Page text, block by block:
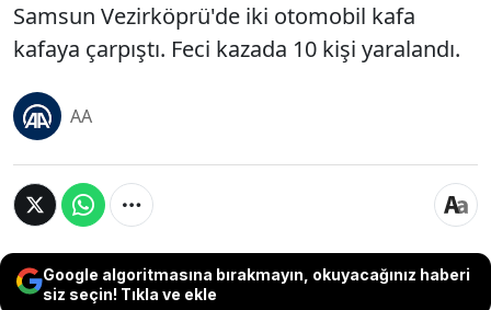
Samsun Vezirköprü'de iki otomobil kafa
kafaya çarpıştı. Feci kazada 10 kişi yaralandı.
AA
Google algoritmasına bırakmayın, okuyacağınız haberi
siz seçin! Tıkla ve ekle